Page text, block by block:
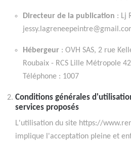
Directeur de la publication : Lj
Hébergeur : OVH SAS, 2 rue
Roubaix - RCS Lille Métropole
Téléphone : 1007
Conditions générales
services proposés
L'utilisation du site https://
implique l'acceptation pleine et